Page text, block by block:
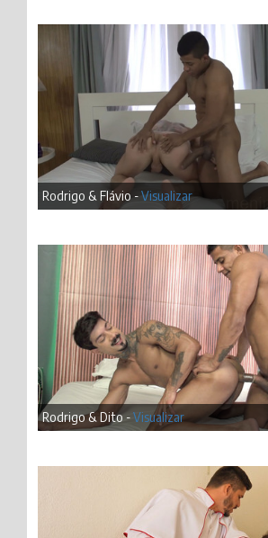
Rodrigo & Flávio -Visualizar
Rodrigo & Dito -Visualizar